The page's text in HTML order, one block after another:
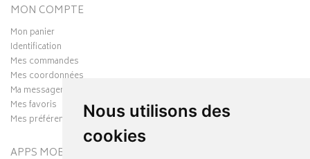
Nous utilisons des
cookies
MON COMPTE
Mon panier
Identification
Mes commandes
Mes coordonnées
Ma messagerie
Mes favoris
Mes préférences Cookies
APPS MOBILES